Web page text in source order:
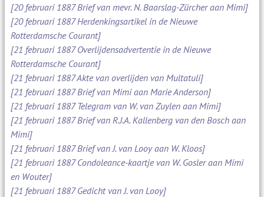
[20 februari 1887 Brief van mevr. N. Baarslag-Zürcher aan Mimi]
[20 februari 1887 Herdenkingsartikel in de Nieuwe
Rotterdamsche Courant]
[21 februari 1887 Overlijdensadvertentie in de Nieuwe
Rotterdamsche Courant]
[21 februari 1887 Akte van overlijden van Multatuli]
[21 februari 1887 Brief van Mimi aan Marie Anderson]
[21 februari 1887 Telegram van W. van Zuylen aan Mimi]
[21 februari 1887 Brief van R.J.A. Kallenberg van den Bosch aan
Mimi]
[21 februari 1887 Brief van J. van Looy aan W. Kloos]
[21 februari 1887 Condoleance-kaartje van W. Gosler aan Mimi
en Wouter]
[21 februari 1887 Gedicht van J. van Looy]